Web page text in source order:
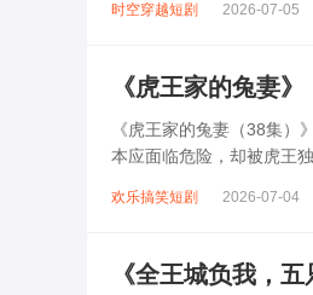
时空穿越短剧 2026-07-05
《虎王家的兔妻
《虎王家的兔妻（38集）
本应面临危险，却被虎王
欢乐搞笑短剧 2026-07-04
《全王城负我，